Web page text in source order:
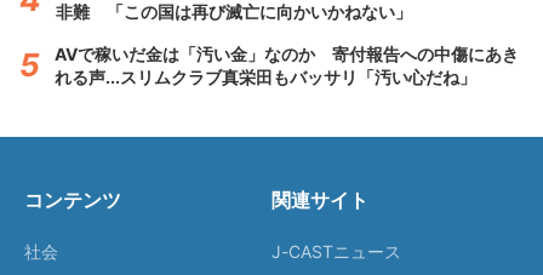
非難 「この国は再び滅亡に向かいかねない」
AVで稼いだ金は「汚い金」なのか 寄付報告への中傷にあき
れる声...スリムクラブ真栄田もバッサリ「汚い心だね」
コンテンツ
社会
関連サイト
J-CASTニュース